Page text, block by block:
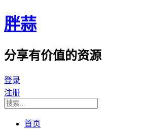
胖蒜
分享有价值的资源
登录
注册
首页